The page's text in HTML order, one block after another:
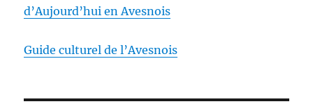
d’Aujourd’hui en Avesnois
Guide culturel de l’Avesnois